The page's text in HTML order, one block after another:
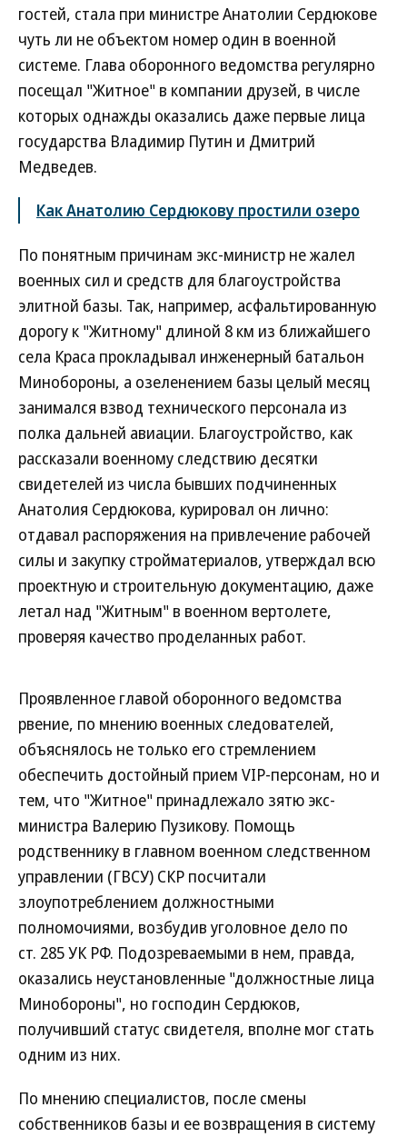
гостей, стала при министре Анатолии Сердюкове
чуть ли не объектом номер один в военной
системе. Глава оборонного ведомства регулярно
посещал "Житное" в компании друзей, в числе
которых однажды оказались даже первые лица
государства Владимир Путин и Дмитрий
Медведев.
Как Анатолию Сердюкову простили озеро
По понятным причинам экс-министр не жалел
военных сил и средств для благоустройства
элитной базы. Так, например, асфальтированную
дорогу к "Житному" длиной 8 км из ближайшего
села Краса прокладывал инженерный батальон
Минобороны, а озеленением базы целый месяц
занимался взвод технического персонала из
полка дальней авиации. Благоустройство, как
рассказали военному следствию десятки
свидетелей из числа бывших подчиненных
Анатолия Сердюкова, курировал он лично:
отдавал распоряжения на привлечение рабочей
силы и закупку стройматериалов, утверждал всю
проектную и строительную документацию, даже
летал над "Житным" в военном вертолете,
проверяя качество проделанных работ.
Проявленное главой оборонного ведомства
рвение, по мнению военных следователей,
объяснялось не только его стремлением
обеспечить достойный прием VIP-персонам, но и
тем, что "Житное" принадлежало зятю экс-
министра Валерию Пузикову. Помощь
родственнику в главном военном следственном
управлении (ГВСУ) СКР посчитали
злоупотреблением должностными
полномочиями, возбудив уголовное дело по
ст. 285 УК РФ. Подозреваемыми в нем, правда,
оказались неустановленные "должностные лица
Минобороны", но господин Сердюков,
получивший статус свидетеля, вполне мог стать
одним из них.
По мнению специалистов, после смены
собственников базы и ее возвращения в систему